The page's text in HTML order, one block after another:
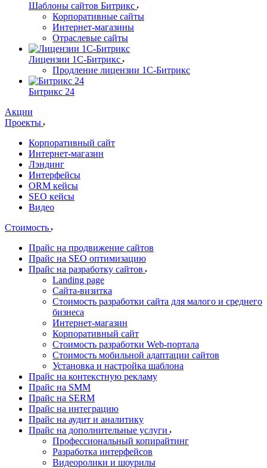
Шаблоны сайтов Битрикс
Корпоративные сайты
Интернет-магазины
Отраслевые сайты
Лицензии 1С-Битрикс
Продление лицензии 1С-Битрикс
Битрикс 24
Акции
Проекты
Корпоративный сайт
Интернет-магазин
Лэндинг
Интерфейсы
ORM кейсы
SEO кейсы
Видео
Стоимость
Прайс на продвижение сайтов
Прайс на SEO оптимизацию
Прайс на разработку сайтов
Landing page
Cайта-визитка
Стоимость разработки сайта для малого и среднего
бизнеса
Интернет-магазин
Корпоративный сайт
Стоимость разработки Web-портала
Стоимость мобильной адаптации сайтов
Установка и настройка шаблона
Прайс на контекстную рекламу
Прайс на SMM
Прайс на SERM
Прайс на интеграцию
Прайс на аудит и аналитику
Прайс на дополнительные услуги
Профессиональный копирайтинг
Разработка интерфейсов
Видеоролики и шоурилы